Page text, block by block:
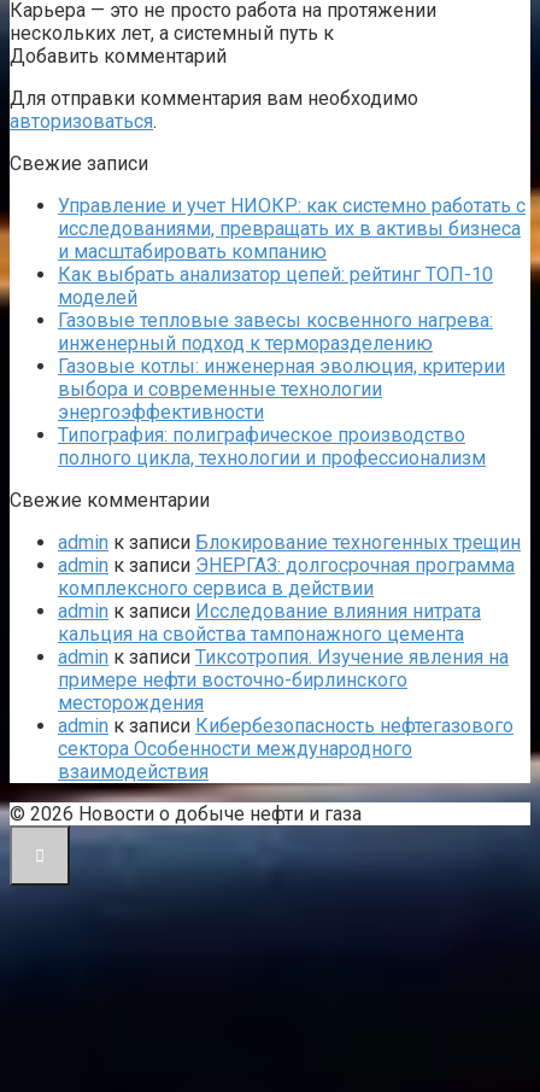
Карьера — это не просто работа на протяжении
нескольких лет, а системный путь к
Добавить комментарий
Для отправки комментария вам необходимо
авторизоваться.
Свежие записи
Управление и учет НИОКР: как системно работать с
исследованиями, превращать их в активы бизнеса
и масштабировать компанию
Как выбрать анализатор цепей: рейтинг ТОП-10
моделей
Газовые тепловые завесы косвенного нагрева:
инженерный подход к терморазделению
Газовые котлы: инженерная эволюция, критерии
выбора и современные технологии
энергоэффективности
Типография: полиграфическое производство
полного цикла, технологии и профессионализм
Свежие комментарии
admin к записи Блокирование техногенных трещин
admin к записи ЭНЕРГАЗ: долгосрочная программа
комплексного сервиса в действии
admin к записи Исследование влияния нитрата
кальция на свойства тампонажного цемента
admin к записи Тиксотропия. Изучение явления на
примере нефти восточно-бирлинского
месторождения
admin к записи Кибербезопасность нефтегазового
сектора Особенности международного
взаимодействия
© 2026 Новости о добыче нефти и газа